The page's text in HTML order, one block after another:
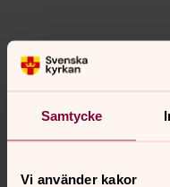
Samtycke
Vi använder kakor